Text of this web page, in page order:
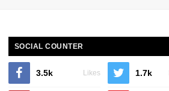
SOCIAL COUNTER
3.5k Likes 1.7k